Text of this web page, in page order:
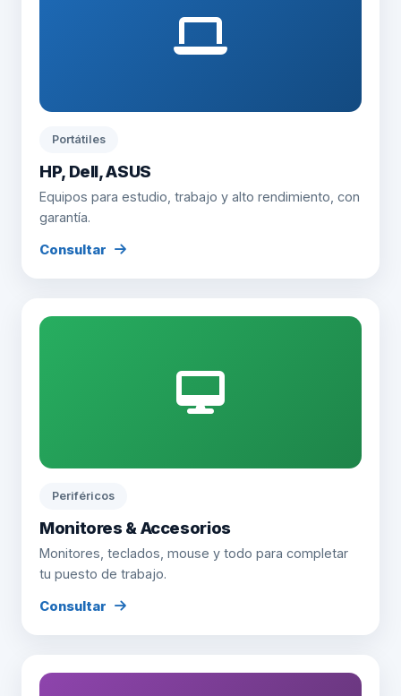
Portátiles
HP, Dell, ASUS
Equipos para estudio, trabajo y alto rendimiento, con
garantía.
Consultar
Periféricos
Monitores & Accesorios
Monitores, teclados, mouse y todo para completar
tu puesto de trabajo.
Consultar